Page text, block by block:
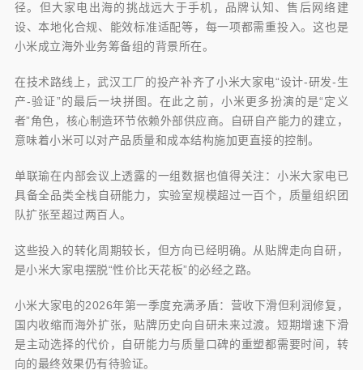
径。但大家电出海的挑战远大于手机，品牌认知、售后网络建
设、本地化合规、能效标准适配等，每一项都需重投入。这也是
小米成立海外业务筹备组的背景所在。
在技术路线上，武汉工厂的投产补齐了小米大家电“设计-研发-生
产-验证”的最后一块拼图。在此之前，小米更多扮演的是“定义
者”角色，核心制造环节依赖外部供应商。自研自产能力的建立，
意味着小米可以对产品质量和成本结构施加更直接的控制。
单联瑜在内部会议上透露的一组数据也值得关注：小米大家电已
具备全品类全栈自研能力，实验室规模超过一百个，质量组织团
队扩张至超过两百人。
这些投入的转化周期较长，但方向已经明确。从贴牌走向自研，
是小米大家电摆脱“性价比天花板”的必经之路。
小米大家电的2026年第一季度充满矛盾：营收下滑但利润修复，
国内收缩而海外扩张，贴牌历史向自研未来过渡。短期增速下滑
是主动选择的代价，自研能力与质量口碑的重塑都需要时间，转
向的最终效果仍有待验证。